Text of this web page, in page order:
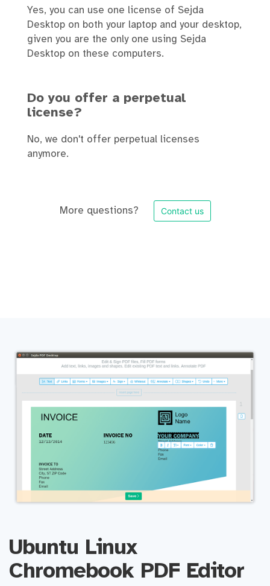
Yes, you can use one license of Sejda
Desktop on both your laptop and your desktop,
given you are the only one using Sejda
Desktop on these computers.
Do you offer a perpetual
license?
No, we don't offer perpetual licenses
anymore.
More questions? Contact us
Ubuntu Linux
Chromebook PDF Editor